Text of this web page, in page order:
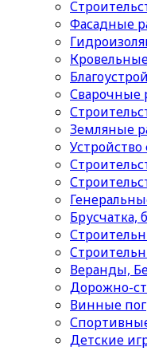
Фасадные
Сварочные
Земляные
Веранды,
Дорожно-
Винные
Детские